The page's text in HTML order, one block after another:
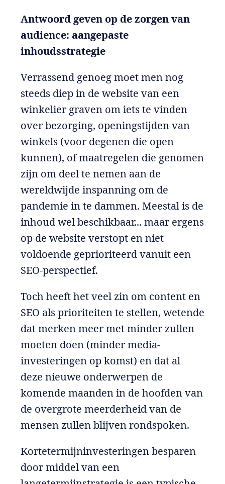
Antwoord geven op de zorgen van
audience: aangepaste
inhoudsstrategie
Verrassend genoeg moet men nog
steeds diep in de website van een
winkelier graven om iets te vinden
over bezorging, openingstijden van
winkels (voor degenen die open
kunnen), of maatregelen die genomen
zijn om deel te nemen aan de
wereldwijde inspanning om de
pandemie in te dammen. Meestal is de
inhoud wel beschikbaar... maar ergens
op de website verstopt en niet
voldoende geprioriteerd vanuit een
SEO-perspectief.
Toch heeft het veel zin om content en
SEO als prioriteiten te stellen, wetende
dat merken meer met minder zullen
moeten doen (minder media-
investeringen op komst) en dat al
deze nieuwe onderwerpen de
komende maanden in de hoofden van
de overgrote meerderheid van de
mensen zullen blijven rondspoken.
Kortetermijninvesteringen besparen
door middel van een